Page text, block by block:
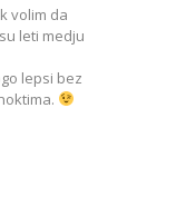
volim da
leti medju
lepsi bez